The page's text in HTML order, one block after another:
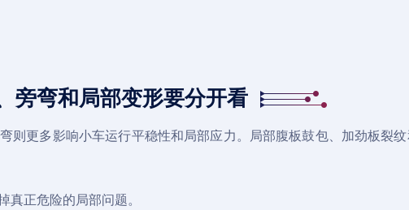
旁弯和局部变形要分开看
则更多影响小车运行平稳性和局部应力。局部腹板鼓包、加劲板裂
正危险的局部问题。